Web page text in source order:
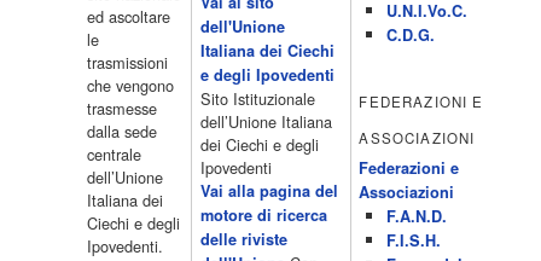
Flash07:00 - Omnibus ? Rassegna stampa07:30 - Tg La707:50 -
Omnibus09:50 - Coffee Break11:00 - L?aria che tira12:25 - I
men� di Benedetta13:30 - Tg La714:00 - Tg La7 Cronache14:40 -
Telefilm: Le strade di San Francisco - Omicidio di primo grado -
Una scuola di paura 16:30 […]
Acor3.it
programmiTv - CANALE 5 4 Dicembre 2022
Programmi 2/3 06.00 TG5/Traffico/Meteo/Borse e monete 08.00
TG5 Mattina 08.40 Mattino Cinque(TG5-Ore 10) 11.00 Forum
13.00 2/3 13.00 TG5 13.40 Beautiful 14.10 Centovetrine 14.45
ed ascoltare
le
trasmissioni
che vengono
trasmesse
dalla sede
centrale
dell’Unione
Italiana dei
Ciechi e degli
Ipovedenti.
dell'Unione
Italiana dei Ciechi
e degli Ipovedenti
Sito Istituzionale
dell’Unione Italiana
dei Ciechi e degli
Ipovedenti
Vai alla pagina del
motore di ricerca
delle riviste
U.N.I.Vo.C.
C.D.G.
FEDERAZIONI E
ASSOCIAZIONI
Federazioni e
Associazioni
F.A.N.D.
F.I.S.H.